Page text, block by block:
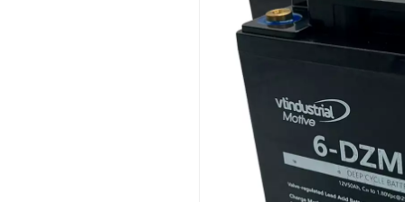
Alto rendimiento a baja temperatura.
capacidad de aceptación a la baja
Seguridad y fiabilidad. Diseño
reducir la pérdida de agua en el proceso
Placa positiva - Rejilla de aleación de
aplicación de ciclos de descarga profunda.
Placa negativa - Rejilla de Pb-Ca